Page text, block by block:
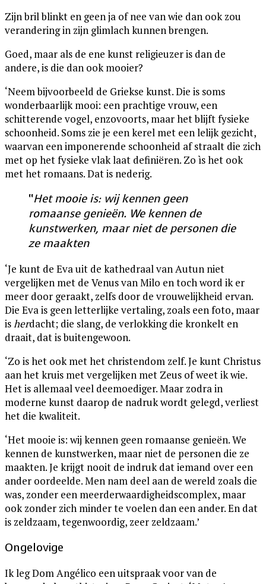
Zijn bril blinkt en geen ja of nee van wie dan ook zou
verandering in zijn glimlach kunnen brengen.
Goed, maar als de ene kunst religieuzer is dan de
andere, is die dan ook mooier?
‘Neem bijvoorbeeld de Griekse kunst. Die is soms
wonderbaarlijk mooi: een prachtige vrouw, een
schitterende vogel, enzovoorts, maar het blijft fysieke
schoonheid. Soms zie je een kerel met een lelijk gezicht,
waarvan een imponerende schoonheid af straalt die zich
met op het fysieke vlak laat definiëren. Zo ìs het ook
met het romaans. Dat is nederig.
“Het mooie is: wij kennen geen
romaanse genieën. We kennen de
kunstwerken, maar niet de personen die
ze maakten
‘Je kunt de Eva uit de kathedraal van Autun niet
vergelijken met de Venus van Milo en toch word ik er
meer door geraakt, zelfs door de vrouwelijkheid ervan.
Die Eva is geen letterlijke vertaling, zoals een foto, maar
isherdacht; die slang, de verlokking die kronkelt en
draait, dat is buitengewoon.
‘Zo is het ook met het christendom zelf. Je kunt Christus
aan het kruis met vergelijken met Zeus of weet ik wie.
Het is allemaal veel deemoediger. Maar zodra in
moderne kunst daarop de nadruk wordt gelegd, verliest
het die kwaliteit.
‘Het mooie is: wij kennen geen romaanse genieën. We
kennen de kunstwerken, maar niet de personen die ze
maakten. Je krijgt nooit de indruk dat iemand over een
ander oordeelde. Men nam deel aan de wereld zoals die
was, zonder een meerderwaardigheidscomplex, maar
ook zonder zich minder te voelen dan een ander. En dat
is zeldzaam, tegenwoordig, zeer zeldzaam.’
Ongelovige
Ik leg Dom Angélico een uitspraak voor van de